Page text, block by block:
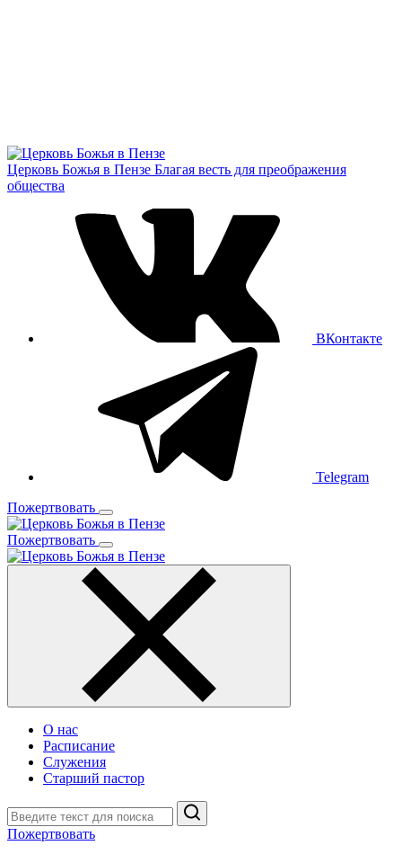
Церковь Божья в Пензе Благая весть для преображения
общества
ВКонтакте
Telegram
Пожертвовать
Пожертвовать
О нас
Расписание
Служения
Старший пастор
Поиск
Пожертвовать